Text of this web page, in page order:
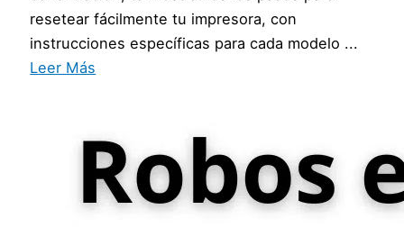
resetear fácilmente tu impresora, con
instrucciones específicas para cada modelo ...
Leer Más